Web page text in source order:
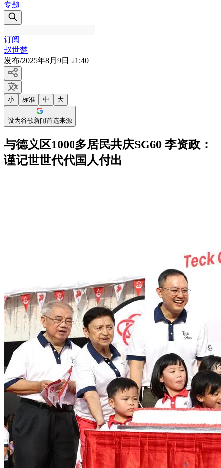
专题
订阅
赵世楚
发布/2025年8月9日 21:40
小 标准 中 大
设为谷歌新闻首选来源
与德义区1000多居民共庆SG60 李资政：
谨记世世代代国人付出